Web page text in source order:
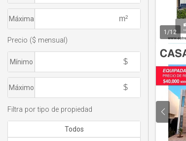
1 /12
Máxima
Precio ($ mensual)
Mínimo
Máximo
Filtra por tipo de propiedad
Todos